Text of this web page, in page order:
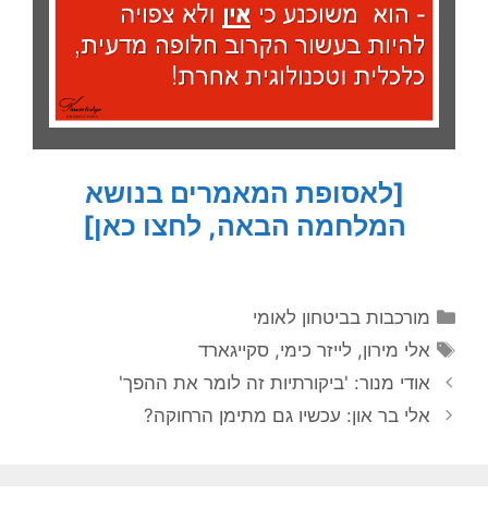
[לאסופת המאמרים בנושא
המלחמה הבאה, לחצו כאן]
קטגוריות
מורכבות בביטחון לאומי
תגיות
אלי מירון, לייזר כימי,סקייגארד
אודי מנור: 'ביקורתיות זה לומר את ההפך'
אלי בר און: עכשיו גם מתימן הרחוקה?